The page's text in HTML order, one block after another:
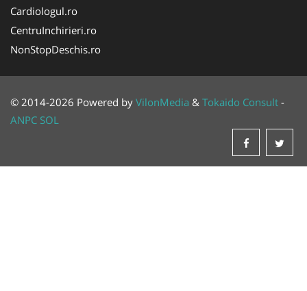
Cardiologul.ro
CentruInchirieri.ro
NonStopDeschis.ro
© 2014-2026 Powered by VilonMedia & Tokaido Consult -
ANPC SOL